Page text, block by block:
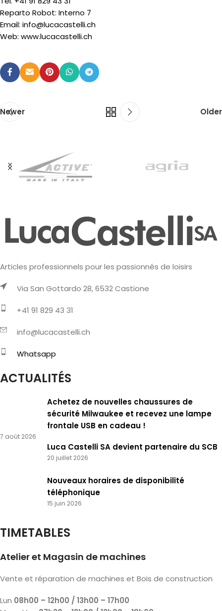
Reparto Robot: Interno 7
Email: info@lucacastelli.ch
Web: www.lucacastelli.ch
Newer Older
Articles professionnels pour les passionnés de loisirs
Via San Gottardo 28, 6532 Castione
+41 91 829 43 31
info@lucacastelli.ch
Whatsapp
ACTUALITÉS
Achetez de nouvelles chaussures de
sécurité Milwaukee et recevez une lampe
frontale USB en cadeau !
7 août 2026
Luca Castelli SA devient partenaire du SCB
20 juillet 2026
Nouveaux horaires de disponibilité
téléphonique
15 juin 2026
TIMETABLES
Atelier et Magasin de machines
Vente et réparation de machines et Bois de construction
Lun 08h00 – 12h00 / 13h00 – 17h00